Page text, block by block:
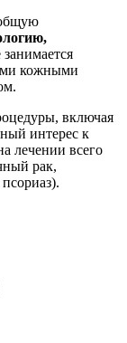
кожными
включая
интерес к
лечении всего
рак,